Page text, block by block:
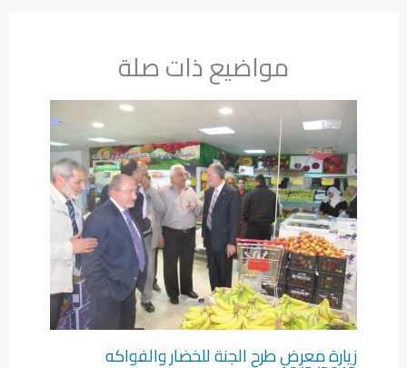
مواضيع ذات صلة
زيارة معرض طرح الجنة للخضار والفواكه